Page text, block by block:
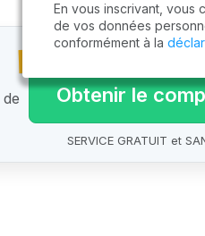
Obtenir le
SERVICE GRATUIT et
En vous inscrivant, vous
de vos données
conformément à la